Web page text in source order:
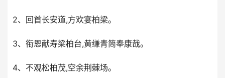
2、回首长安道,方欢宴柏梁。
3、衔恩献寿梁柏台,黄缣青简奉康哉。
4、不观松柏茂,空余荆棘场。